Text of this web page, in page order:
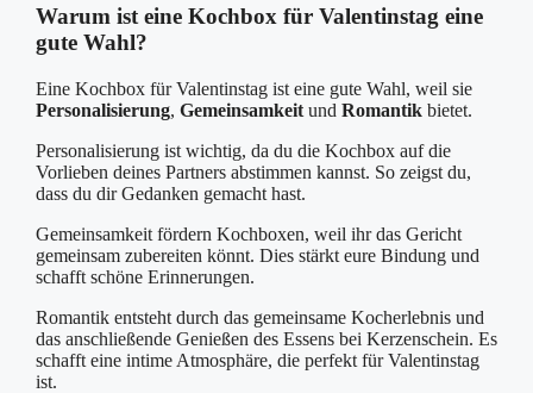
Warum ist eine Kochbox für Valentinstag eine
gute Wahl?
Eine Kochbox für Valentinstag ist eine gute Wahl, weil sie
Personalisierung, Gemeinsamkeitund Romantikbietet.
Personalisierung ist wichtig, da du die Kochbox auf die
Vorlieben deines Partners abstimmen kannst. So zeigst du,
dass du dir Gedanken gemacht hast.
Gemeinsamkeit fördern Kochboxen, weil ihr das Gericht
gemeinsam zubereiten könnt. Dies stärkt eure Bindung und
schafft schöne Erinnerungen.
Romantik entsteht durch das gemeinsame Kocherlebnis und
das anschließende Genießen des Essens bei Kerzenschein. Es
schafft eine intime Atmosphäre, die perfekt für Valentinstag
ist.